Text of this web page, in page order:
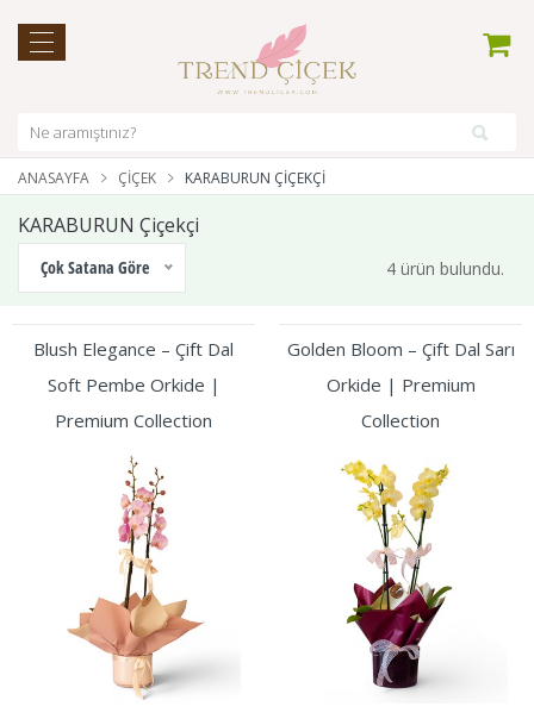
ANASAYFA ÇIÇEK KARABURUN ÇIÇEKÇI
KARABURUN Çiçekçi
Çok Satana Göre 4 ürün bulundu.
Blush Elegance – Çift Dal
Soft Pembe Orkide |
Premium Collection
Golden Bloom – Çift Dal Sarı
Orkide | Premium
Collection